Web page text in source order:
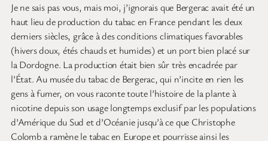
Je ne sais pas vous, mais moi, j’ignorais que Bergerac avait été un
haut lieu de production du tabac en France pendant les deux
derniers siècles, grâce à des conditions climatiques favorables
(hivers doux, étés chauds et humides) et un port bien placé sur
la Dordogne. La production était bien sûr très encadrée par
l’État. Au musée du tabac de Bergerac, qui n’incite en rien les
gens à fumer, on vous raconte toute l’histoire de la plante à
nicotine depuis son usage longtemps exclusif par les populations
d’Amérique du Sud et d’Océanie jusqu’à ce que Christophe
Colomb a ramène le tabac en Europe et pourrisse ainsi les